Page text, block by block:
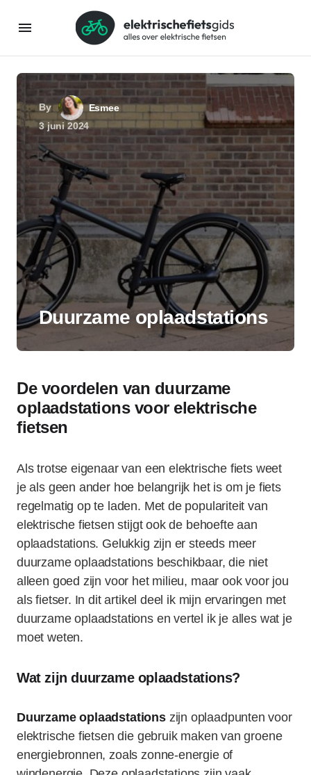
By
Esmee
3 juni 2024
Duurzame oplaadstations
De voordelen van duurzame
oplaadstations voor elektrische
fietsen
Als trotse eigenaar van een elektrische fiets weet
je als geen ander hoe belangrijk het is om je fiets
regelmatig op te laden. Met de populariteit van
elektrische fietsen stijgt ook de behoefte aan
oplaadstations. Gelukkig zijn er steeds meer
duurzame oplaadstations beschikbaar, die niet
alleen goed zijn voor het milieu, maar ook voor jou
als fietser. In dit artikel deel ik mijn ervaringen met
duurzame oplaadstations en vertel ik je alles wat je
moet weten.
Wat zijn duurzame oplaadstations?
Duurzame oplaadstationszijn oplaadpunten voor
elektrische fietsen die gebruik maken van groene
energiebronnen, zoals zonne-energie of